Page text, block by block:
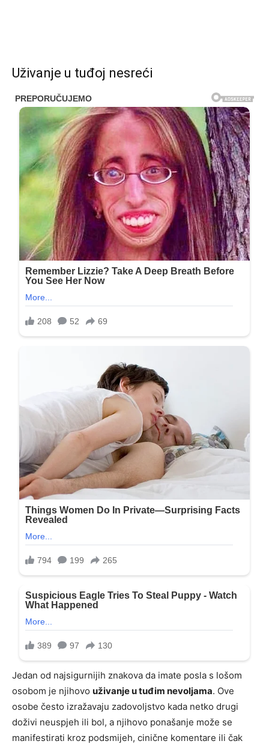
Uživanje u tuđoj nesreći
Jedan od najsigurnijih znakova da imate posla s lošom
osobom je njihovo uživanje u tuđim nevoljama. Ove
osobe često izražavaju zadovoljstvo kada netko drugi
doživi neuspjeh ili bol, a njihovo ponašanje može se
manifestirati kroz podsmijeh, cinične komentare ili čak